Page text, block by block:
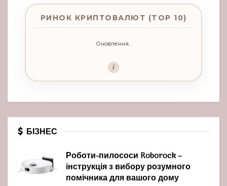
РИНОК КРИПТОВАЛЮТ (TOP 10)
Оновлення...
i
БІЗНЕС
Роботи-пилососи Roborock –
інструкція з вибору розумного
помічника для вашого дому